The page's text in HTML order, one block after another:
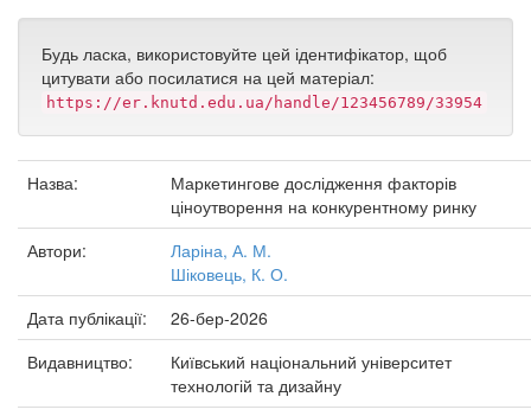
Будь ласка, використовуйте цей ідентифікатор, щоб
цитувати або посилатися на цей матеріал:
https://er.knutd.edu.ua/handle/123456789/33954
Назва:
Маркетингове дослідження факторів
ціноутворення на конкурентному ринку
Автори:
Ларіна, А. М.
Шіковець, К. О.
Дата публікації:
26-бер-2026
Видавництво:
Київський національний університет
технологій та дизайну